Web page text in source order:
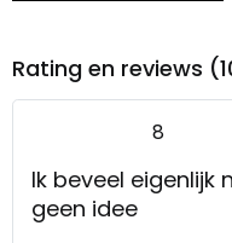
Rating en reviews
8
Ik beveel eigenlijk
geen idee